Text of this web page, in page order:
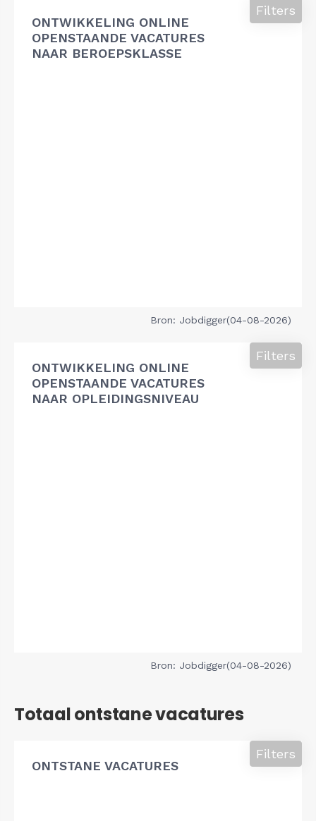
ONTWIKKELING ONLINE
OPENSTAANDE VACATURES
NAAR BEROEPSKLASSE
Filters
Bron: Jobdigger(04-08-2026)
ONTWIKKELING ONLINE
OPENSTAANDE VACATURES
NAAR OPLEIDINGSNIVEAU
Filters
Bron: Jobdigger(04-08-2026)
Totaal ontstane vacatures
ONTSTANE VACATURES
Filters